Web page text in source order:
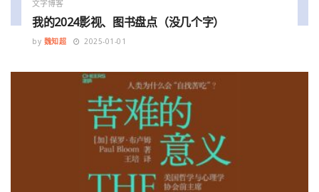
文字博客
我的2024影视、图书盘点（没几个字）
by 魏知超 2025-01-01